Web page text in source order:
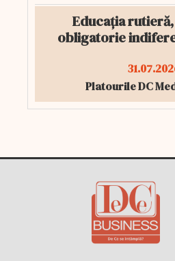
Educația
obligatorie
Platourile DC